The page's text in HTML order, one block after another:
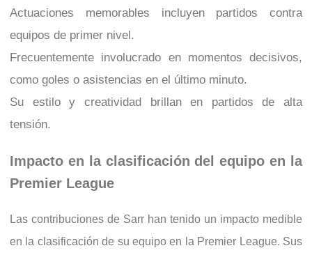
Actuaciones memorables incluyen partidos contra
equipos de primer nivel.
Frecuentemente involucrado en momentos decisivos,
como goles o asistencias en el último minuto.
Su estilo y creatividad brillan en partidos de alta
tensión.
Impacto en la clasificación del equipo en la
Premier League
Las contribuciones de Sarr han tenido un impacto medible
en la clasificación de su equipo en la Premier League. Sus